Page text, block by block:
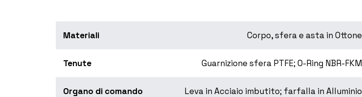
Materiali Corpo, sfera e asta in Ottone
Tenute Guarnizione sfera PTFE; O-Ring NBR-FKM
Organo di comando Leva in Acciaio imbutito; farfalla in Alluminio